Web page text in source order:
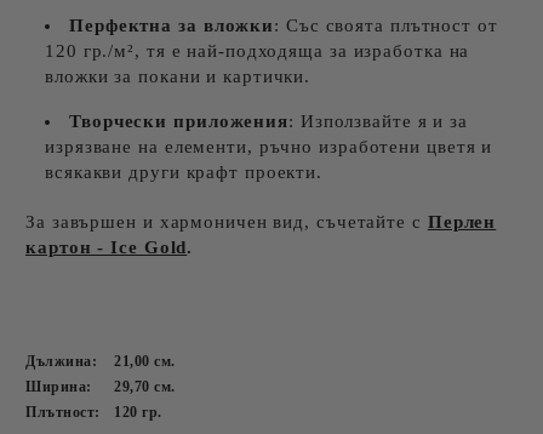
Перфектна за вложки: Със своята плътност от
120 гр./м², тя е най-подходяща за изработка на
вложки за покани и картички.
Творчески приложения: Използвайте я и за
изрязване на елементи, ръчно изработени цветя и
всякакви други крафт проекти.
За завършен и хармоничен вид, съчетайте с Перлен
картон - Ice Gold.
Дължина: 21,00см.
Ширина:
29,70см.
Плътност:
120гр.